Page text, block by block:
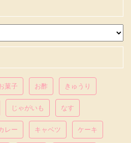
菓子 お酢 きゅうり
じゃがいも なす
レー キャベツ ケーキ